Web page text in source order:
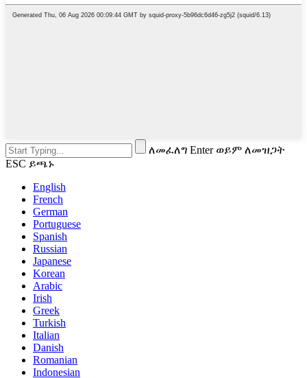
ለመፈለግ Enter ወይም ለመዝጋት
ESC ይጫኑ
English
French
German
Portuguese
Spanish
Russian
Japanese
Korean
Arabic
Irish
Greek
Turkish
Italian
Danish
Romanian
Indonesian